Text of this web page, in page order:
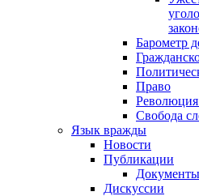
Барометр
Право
Свобода
Язык вражды
Новости
Публикации
Дискуссии